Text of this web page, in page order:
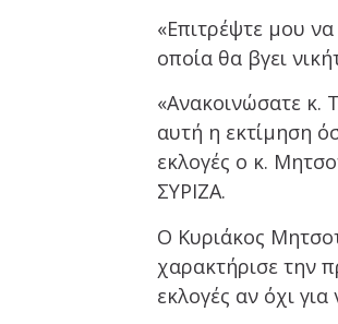
«Επιτρέψτε μου
οποία θα βγει
«Ανακοινώσατε κ.
αυτή η εκτίμηση
εκλογές ο κ.
ΣΥΡΙΖΑ.
Ο Κυριάκος
χαρακτήρισε την
εκλογές αν όχι